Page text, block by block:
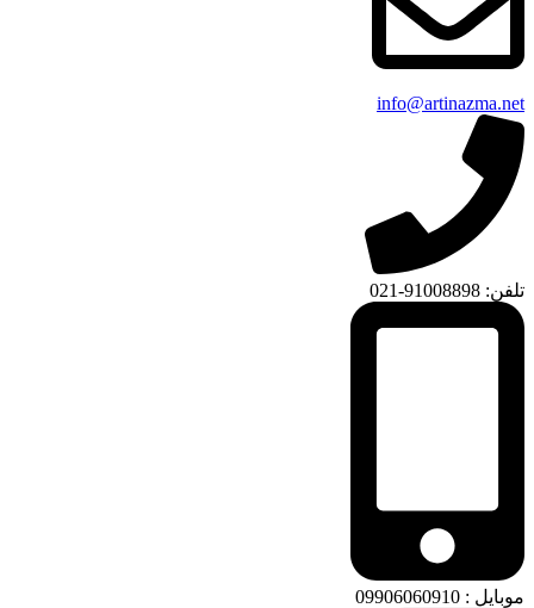
info@artinazma.net
تلفن: 91008898-021
موبایل : 09906060910